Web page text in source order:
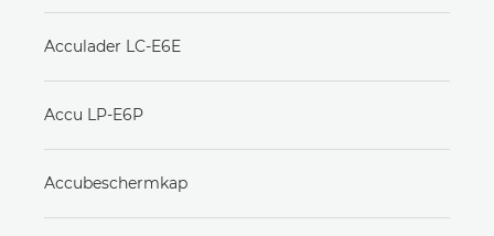
Acculader LC-E6E
Accu LP-E6P
Accubeschermkap